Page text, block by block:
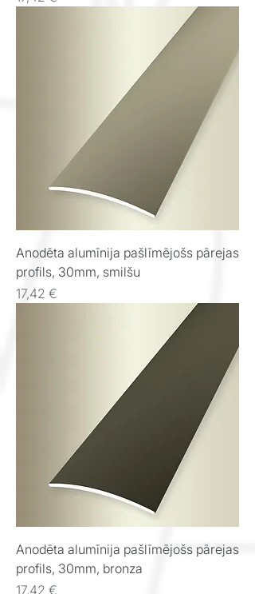
Anodēta alumīnija pašlīmējošs pārejas
profils, 30mm, smilšu
Cena
17,42 €
Anodēta alumīnija pašlīmējošs pārejas
profils, 30mm, bronza
Cena
17,42 €